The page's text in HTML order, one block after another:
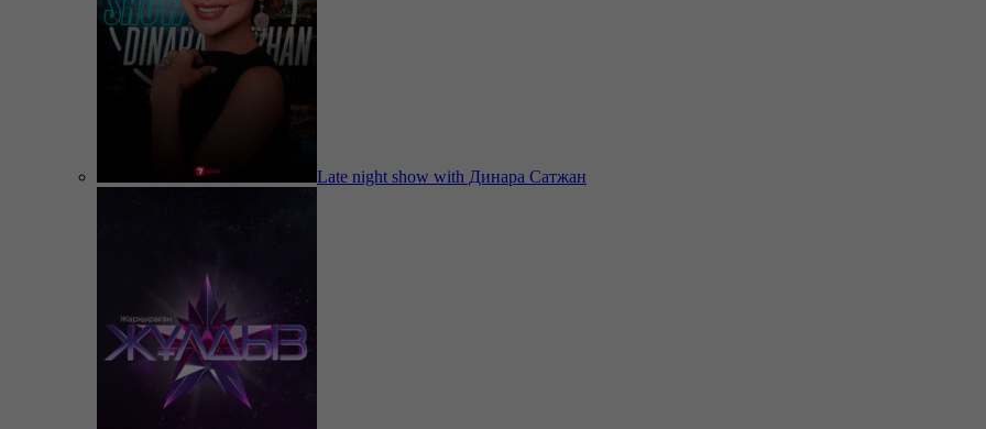
Late night show with Динара Сатжан